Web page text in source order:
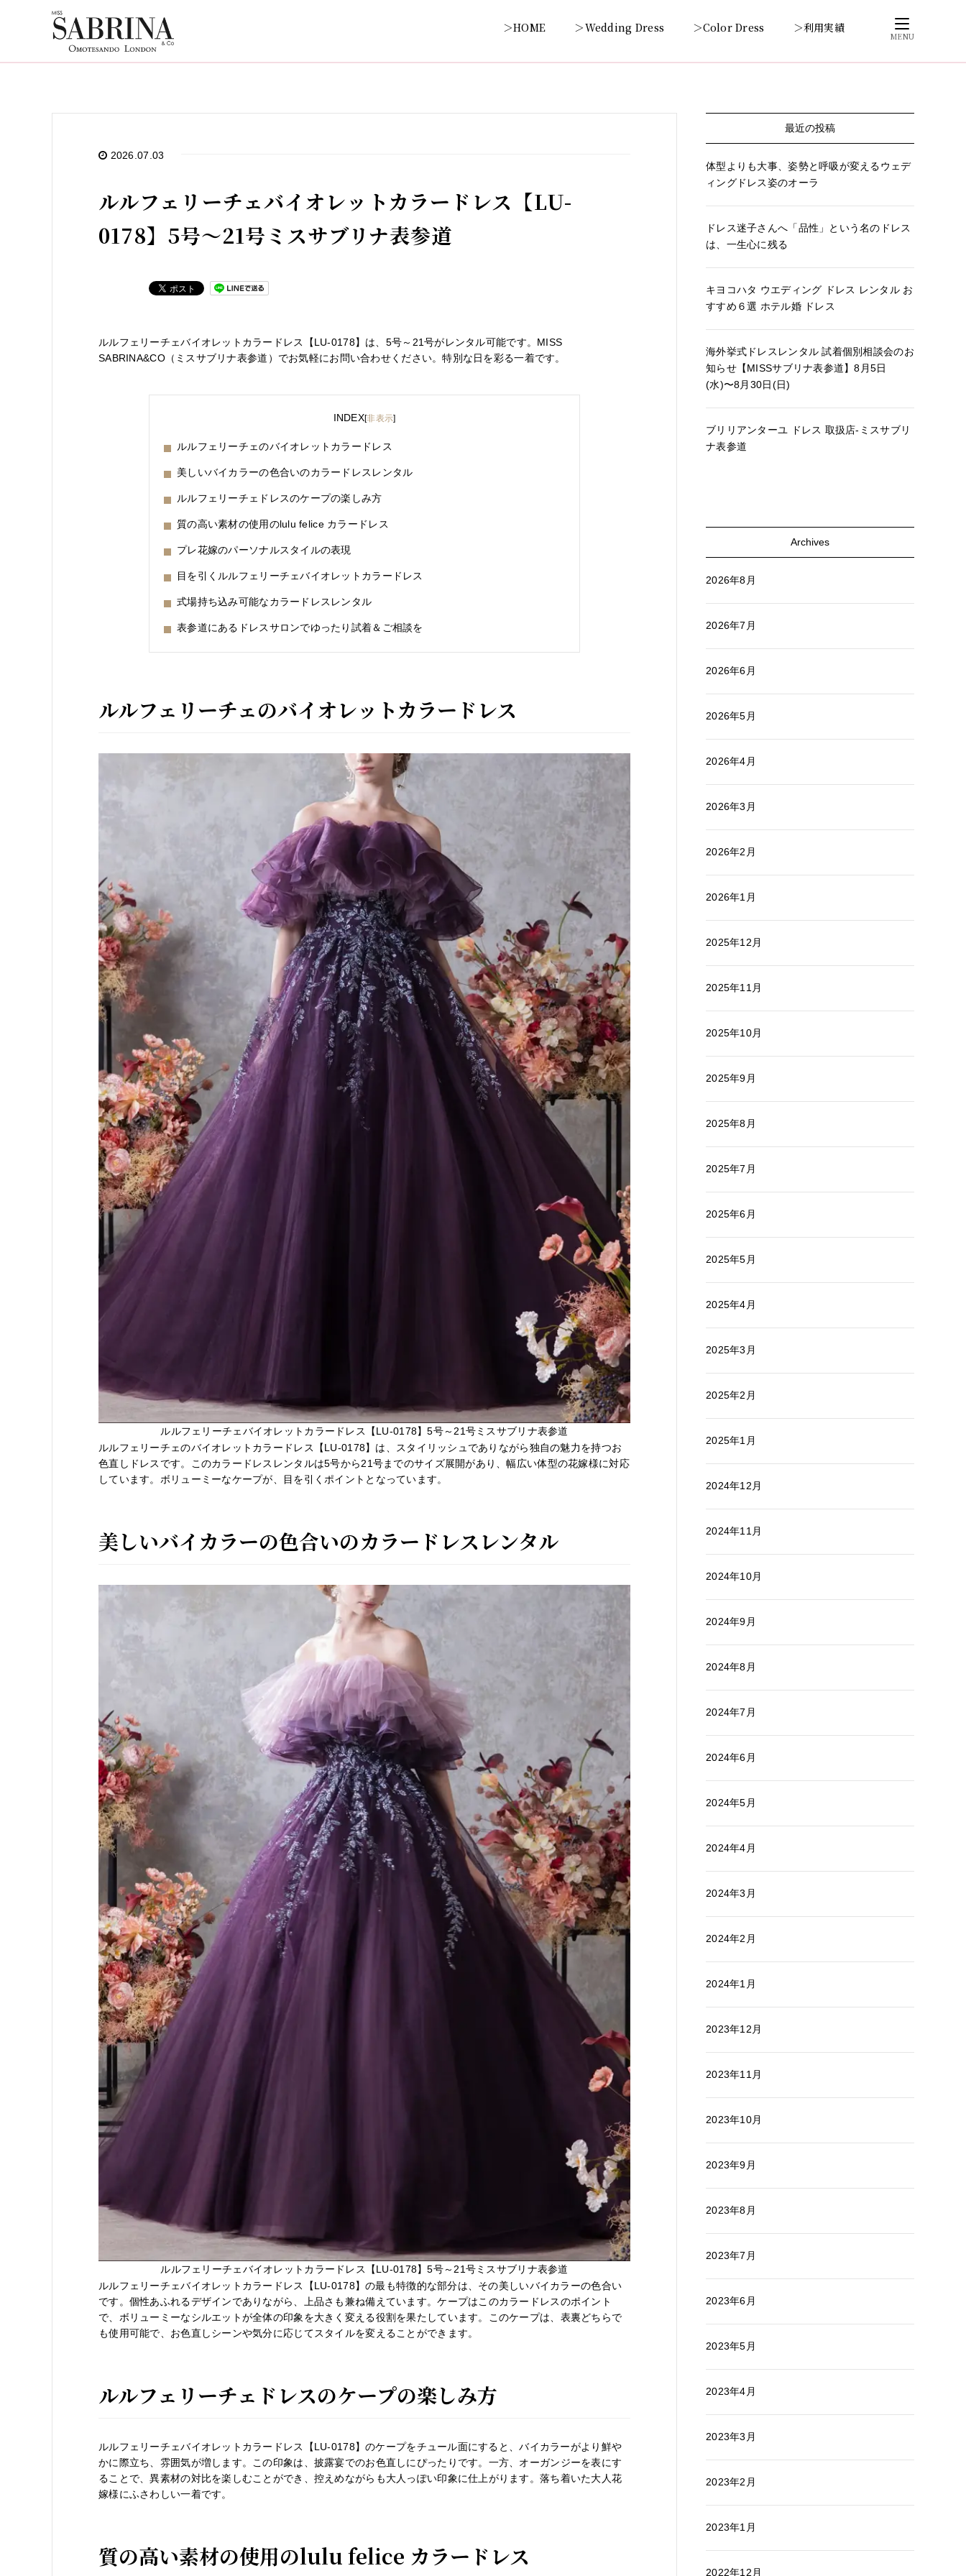
＞HOME ＞Wedding Dress ＞Color Dress ＞利用実績
MENU
2026.07.03
ルルフェリーチェバイオレットカラードレス【LU-
0178】5号～21号ミスサブリナ表参道
ルルフェリーチェバイオレットカラードレス【LU-0178】は、5号～21号がレンタル可能です。MISS
SABRINA&CO（ミスサブリナ表参道）でお気軽にお問い合わせください。特別な日を彩る一着です。
INDEX[非表示]
ルルフェリーチェのバイオレットカラードレス
美しいバイカラーの色合いのカラードレスレンタル
ルルフェリーチェドレスのケープの楽しみ方
質の高い素材の使用のlulu felice カラードレス
プレ花嫁のパーソナルスタイルの表現
目を引くルルフェリーチェバイオレットカラードレス
式場持ち込み可能なカラードレスレンタル
表参道にあるドレスサロンでゆったり試着＆ご相談を
ルルフェリーチェのバイオレットカラードレス
ルルフェリーチェバイオレットカラードレス【LU-0178】5号～21号ミスサブリナ表参道
ルルフェリーチェのバイオレットカラードレス【LU-0178】は、スタイリッシュでありながら独自の魅力を持つお
色直しドレスです。このカラードレスレンタルは5号から21号までのサイズ展開があり、幅広い体型の花嫁様に対応
しています。ボリューミーなケープが、目を引くポイントとなっています。
美しいバイカラーの色合いのカラードレスレンタル
ルルフェリーチェバイオレットカラードレス【LU-0178】5号～21号ミスサブリナ表参道
ルルフェリーチェバイオレットカラードレス【LU-0178】の最も特徴的な部分は、その美しいバイカラーの色合い
です。個性あふれるデザインでありながら、上品さも兼ね備えています。ケープはこのカラードレスのポイント
で、ボリューミーなシルエットが全体の印象を大きく変える役割を果たしています。このケープは、表裏どちらで
も使用可能で、お色直しシーンや気分に応じてスタイルを変えることができます。
ルルフェリーチェドレスのケープの楽しみ方
ルルフェリーチェバイオレットカラードレス【LU-0178】のケープをチュール面にすると、バイカラーがより鮮や
かに際立ち、雰囲気が増します。この印象は、披露宴でのお色直しにぴったりです。一方、オーガンジーを表にす
ることで、異素材の対比を楽しむことができ、控えめながらも大人っぽい印象に仕上がります。落ち着いた大人花
嫁様にふさわしい一着です。
質の高い素材の使用のlulu felice カラードレス
最近の投稿
体型よりも大事、姿勢と呼吸が変えるウェデ
ィングドレス姿のオーラ
ドレス迷子さんへ「品性」という名のドレス
は、一生心に残る
キヨコハタ ウエディング ドレス レンタル お
すすめ６選 ホテル婚 ドレス
海外挙式ドレスレンタル 試着個別相談会のお
知らせ【MISSサブリナ表参道】8月5日
(水)〜8月30日(日)
ブリリアンターユ ドレス 取扱店-ミスサブリ
ナ表参道
Archives
2026年8月
2026年7月
2026年6月
2026年5月
2026年4月
2026年3月
2026年2月
2026年1月
2025年12月
2025年11月
2025年10月
2025年9月
2025年8月
2025年7月
2025年6月
2025年5月
2025年4月
2025年3月
2025年2月
2025年1月
2024年12月
2024年11月
2024年10月
2024年9月
2024年8月
2024年7月
2024年6月
2024年5月
2024年4月
2024年3月
2024年2月
2024年1月
2023年12月
2023年11月
2023年10月
2023年9月
2023年8月
2023年7月
2023年6月
2023年5月
2023年4月
2023年3月
2023年2月
2023年1月
2022年12月